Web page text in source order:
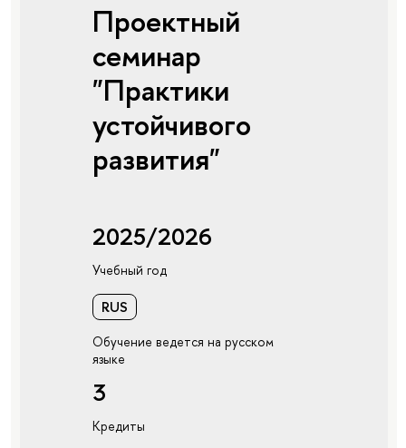
Проектный
семинар
"Практики
устойчивого
развития"
2025/2026
Учебный год
RUS
Обучение ведется на русском
языке
3
Кредиты